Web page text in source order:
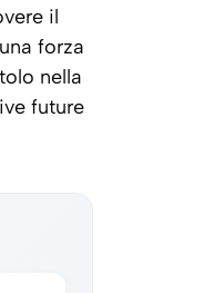
il
forza
nella
future